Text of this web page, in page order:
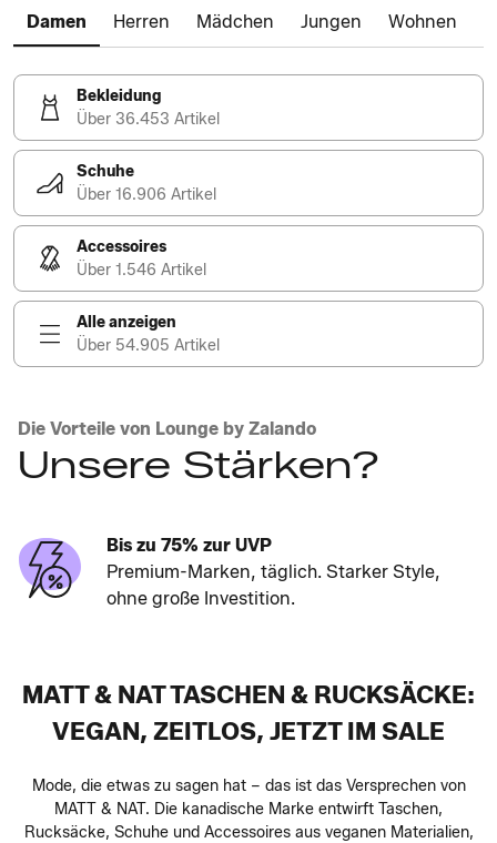
Damen Herren Mädchen Jungen Wohnen
Bekleidung
Über 36.453 Artikel
Schuhe
Über 16.906 Artikel
Accessoires
Über 1.546 Artikel
Alle anzeigen
Über 54.905 Artikel
Die Vorteile von Lounge by Zalando
Unsere Stärken?
Bis zu 75% zur UVP
Premium-Marken, täglich. Starker Style,
ohne große Investition.
MATT & NAT TASCHEN & RUCKSÄCKE:
VEGAN, ZEITLOS, JETZT IM SALE
Mode, die etwas zu sagen hat – das ist das Versprechen von
MATT & NAT. Die kanadische Marke entwirft Taschen,
Rucksäcke, Schuhe und Accessoires aus veganen Materialien,